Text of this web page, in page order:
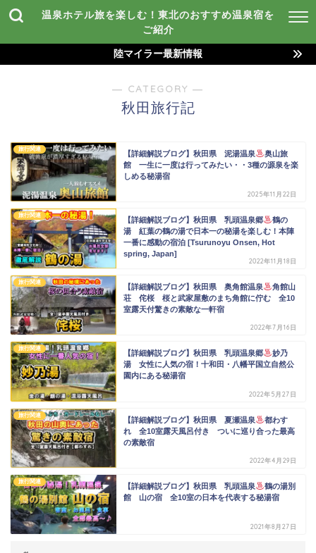
温泉ホテル旅を楽しむ！東北のおすすめ温泉宿を
ご紹介
陸マイラー最新情報
― CATEGORY ―
秋田旅行記
旅行関連
【詳細解説ブログ】秋田県 泥湯温泉
奥山旅
館 一生に一度は行ってみたい・・3種の源泉を楽
しめる秘湯宿
2025年11月22日
旅行関連
【詳細解説ブログ】秋田県 乳頭温泉郷
鶴の
湯 紅葉の鶴の湯で日本一の秘湯を楽しむ！本陣
一番に感動の宿泊 [Tsurunoyu Onsen, Hot
spring, Japan]
2022年11月18日
旅行関連
【詳細解説ブログ】秋田県 奥角館温泉
角館山
荘 侘桜 桜と武家屋敷のまち角館に佇む 全10
室露天付驚きの素敵な一軒宿
2022年7月16日
旅行関連
【詳細解説ブログ】秋田県 乳頭温泉郷
妙乃
湯 女性に人気の宿！十和田・八幡平国立自然公
園内にある秘湯宿
2022年5月27日
旅行関連
【詳細解説ブログ】秋田県 夏瀬温泉
都わす
れ 全10室露天風呂付き ついに巡り合った最高
の素敵宿
2022年4月29日
旅行関連
【詳細解説ブログ】秋田県 乳頭温泉
鶴の湯別
館 山の宿 全10室の日本を代表する秘湯宿
2021年8月27日